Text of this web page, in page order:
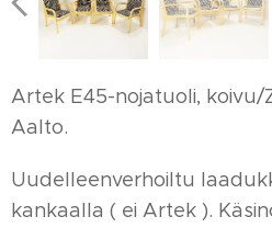
Artek E45-nojatuoli, koivu/
Aalto.
Uudelleenverhoiltu
kankaalla ( ei Artek ).